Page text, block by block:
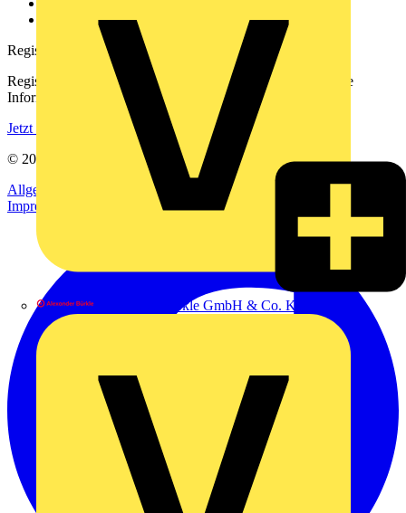
Alexander Bürkle GmbH & Co. KG
voltimum.com
Registrierung
Registrieren Sie sich kostenlos und erhalten Sie stets aktuelle
Informationen aus der Elektroindustrie.
Jetzt registrieren
© 2002-
Voltimum
Allgemeine Geschäftsbedingungen
Datenschutzerklärung
Impressum